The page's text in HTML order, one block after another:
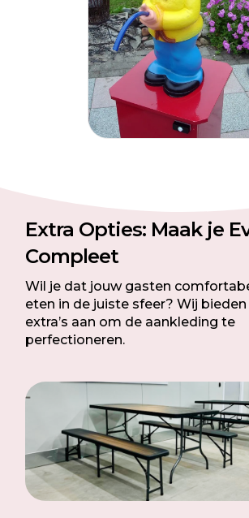
Extra Opties: Maak je
Compleet
Wil je dat jouw gasten
eten in de juiste sfeer? Wij
extra’s aan om de aankleding te
perfectioneren.